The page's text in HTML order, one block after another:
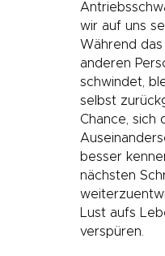
wir auf uns
Während
anderen
schwindet,
selbst
Chance, sich
besser
nächsten
Lust aufs
verspüren.